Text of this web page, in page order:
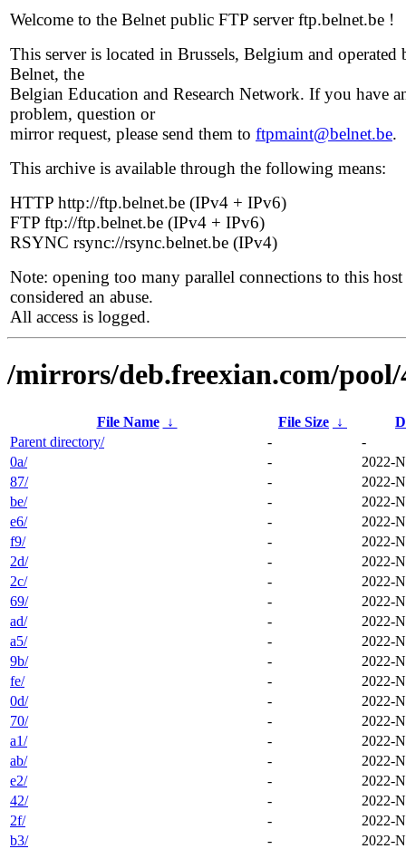
Welcome to the Belnet public FTP server ftp.belnet.be !
This server is located in Brussels, Belgium and operated
Belnet, the
Belgian Education and Research Network. If you have
problem, question or
mirror request, please send them to ftpmaint@belnet.be.
This archive is available through the following means:
HTTP http://ftp.belnet.be (IPv4 + IPv6)
FTP ftp://ftp.belnet.be (IPv4 + IPv6)
RSYNC rsync://rsync.belnet.be (IPv4)
Note: opening too many parallel connections to this host
considered an abuse.
All access is logged.
/mirrors/deb.freexian.com/
File Name ↓ File Size ↓
Parent directory/
-
-
0a/
-
2022-
87/
-
2022-
be/
-
2022-
e6/
-
2022-
f9/
-
2022-
2d/
-
2022-
2c/
-
2022-
69/
-
2022-
ad/
-
2022-
a5/
-
2022-
9b/
-
2022-
fe/
-
2022-
0d/
-
2022-
70/
-
2022-
a1/
-
2022-
ab/
-
2022-
e2/
-
2022-
42/
-
2022-
2f/
-
2022-
b3/
-
2022-